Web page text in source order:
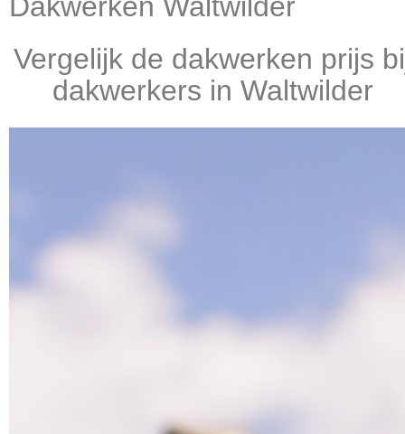
Vergelijk de dakwerken prijs
dakwerkers in Waltwilder